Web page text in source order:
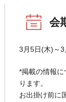
会
3月5日(木)～
*掲載の情報
ります。
お出掛け前に